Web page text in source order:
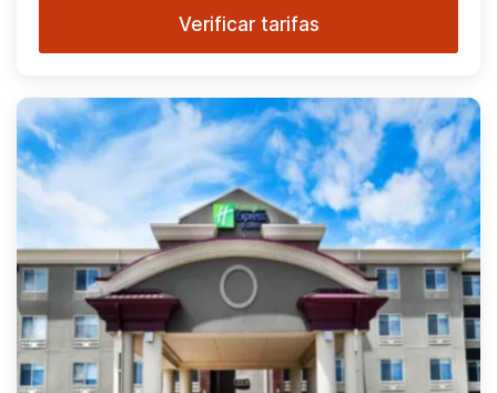
Verificar tarifas